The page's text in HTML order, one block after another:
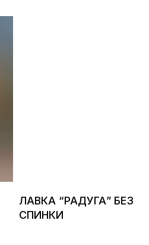
ЛАВКА “РАДУГА” БЕЗ
СПИНКИ